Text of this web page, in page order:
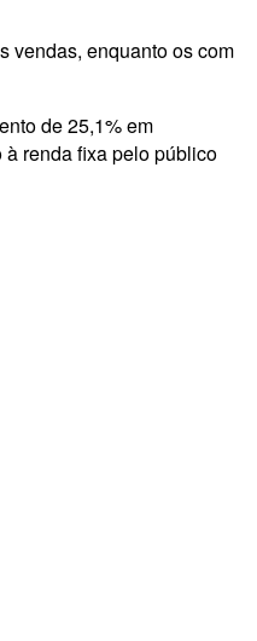
vendas, enquanto os com
de 25,1% em
à renda fixa pelo público